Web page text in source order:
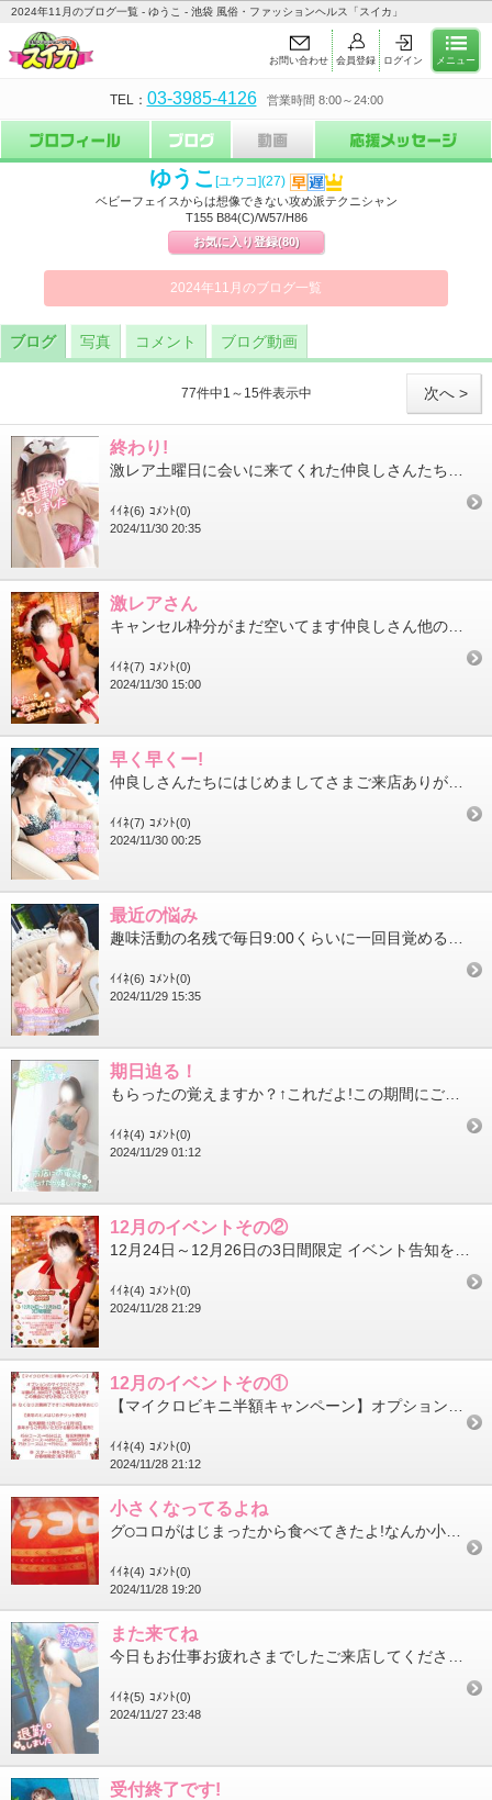
2024年11月のブログ一覧 - ゆうこ - 池袋 風俗・ファッションヘルス「スイカ」
お問い合わせ 会員登録 ログイン メニュー
TEL： 03-3985-4126 営業時間 8:00～24:00
ゆうこ [ユウコ](27)
ベビーフェイスからは想像できない攻め派テクニシャン
T155 B84(C)/W57/H86
お気に入り登録(80)
2024年11月のブログ一覧
ブログ 写真 コメント ブログ動画
次へ >
77件中1～15件表示中
終わり!
ｲｲﾈ(6) ｺﾒﾝﾄ(0)
2024/11/30 20:35
激レアさん
ｲｲﾈ(7) ｺﾒﾝﾄ(0)
2024/11/30 15:00
早く早くー!
ｲｲﾈ(7) ｺﾒﾝﾄ(0)
2024/11/30 00:25
最近の悩み
ｲｲﾈ(6) ｺﾒﾝﾄ(0)
2024/11/29 15:35
期日迫る！
ｲｲﾈ(4) ｺﾒﾝﾄ(0)
2024/11/29 01:12
12月のイベントその②
ｲｲﾈ(4) ｺﾒﾝﾄ(0)
2024/11/28 21:29
12月のイベントその①
ｲｲﾈ(4) ｺﾒﾝﾄ(0)
2024/11/28 21:12
小さくなってるよね
ｲｲﾈ(4) ｺﾒﾝﾄ(0)
2024/11/28 19:20
また来てね
ｲｲﾈ(5) ｺﾒﾝﾄ(0)
2024/11/27 23:48
受付終了です!